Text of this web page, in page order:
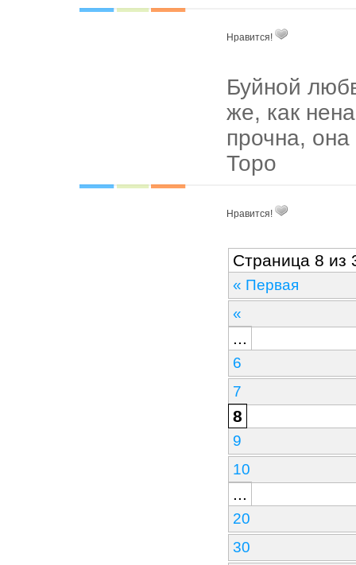
Нравится!
Буйной
же, как
прочна, она
Торо
Нравится!
Страница 8 из
« Первая
«
...
6
7
8
9
10
...
20
30